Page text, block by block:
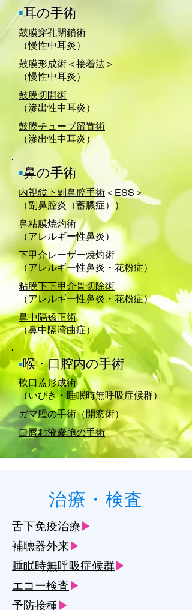
▪耳の手術
鼓膜穿孔閉鎖術
（慢性中耳炎）
鼓膜形成術 ＜接着法＞
（慢性中耳炎）
鼓膜切開術
（滲出性中耳炎）
鼓膜チューブ留置術
（滲出性中耳炎）
▪鼻の手術
内視鏡下副鼻腔手術 ＜ESS＞
（副鼻腔炎（蓄膿症））
鼻粘膜焼灼術
（アレルギー性鼻炎）
下甲介レーザー焼灼術
（アレルギー性鼻炎・花粉症）
粘膜下下甲介骨切除術
（アレルギー性鼻炎・花粉症）
鼻中隔矯正術
（鼻中隔湾曲症）
▪喉・口腔内の手術
軟口蓋形成術
（いびき・睡眠時無呼吸症候群）
ガマ腫の手術（開窓術）
口唇粘液嚢胞の手術
治療・検査
舌下免疫治療 ▶
補聴器外来▶
睡眠時無呼吸症候群▶
エコー検査 ▶
予防接種▶